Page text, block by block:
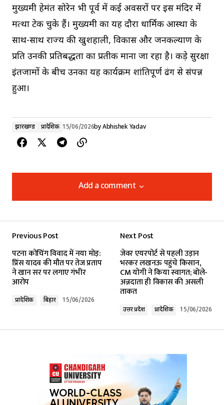
मुख्यमंत्री हेमंत सोरेन भी पूर्व में कई अवसरों पर इस मंदिर में
मत्था टेक चुके हैं। मुख्यमंत्री का यह दौरा धार्मिक आस्था के
साथ-साथ राज्य की खुशहाली, विकास और जनकल्याण के
प्रति उनकी प्रतिबद्धता का प्रतीक माना जा रहा है। कड़े सुरक्षा
इंतजामों के बीच उनका यह कार्यक्रम शांतिपूर्ण ढंग से संपन्न
हुआ।
झारखण्ड प्रादेशिक 15/06/2026byAbhishek Yadav
Add a comment
Add a comment
Required fields are marked*
Your E-mail*
Previous Post
पटना कोचिंग विवाद में नया मोड़:
प्रिंस यादव की मौत पर तेज प्रताप
ने खान सर पर लगाए गंभीर
आरोप
प्रादेशिक बिहार 15/06/2026
Next Post
जेवर एयरपोर्ट से पहली उड़ान
भरकर लखनऊ पहुंचे किसान,
CM योगी ने किया स्वागत; बोले-
अन्नदाता ही विकास की असली
ताकत
उत्तर प्रदेश प्रादेशिक 15/06/2026